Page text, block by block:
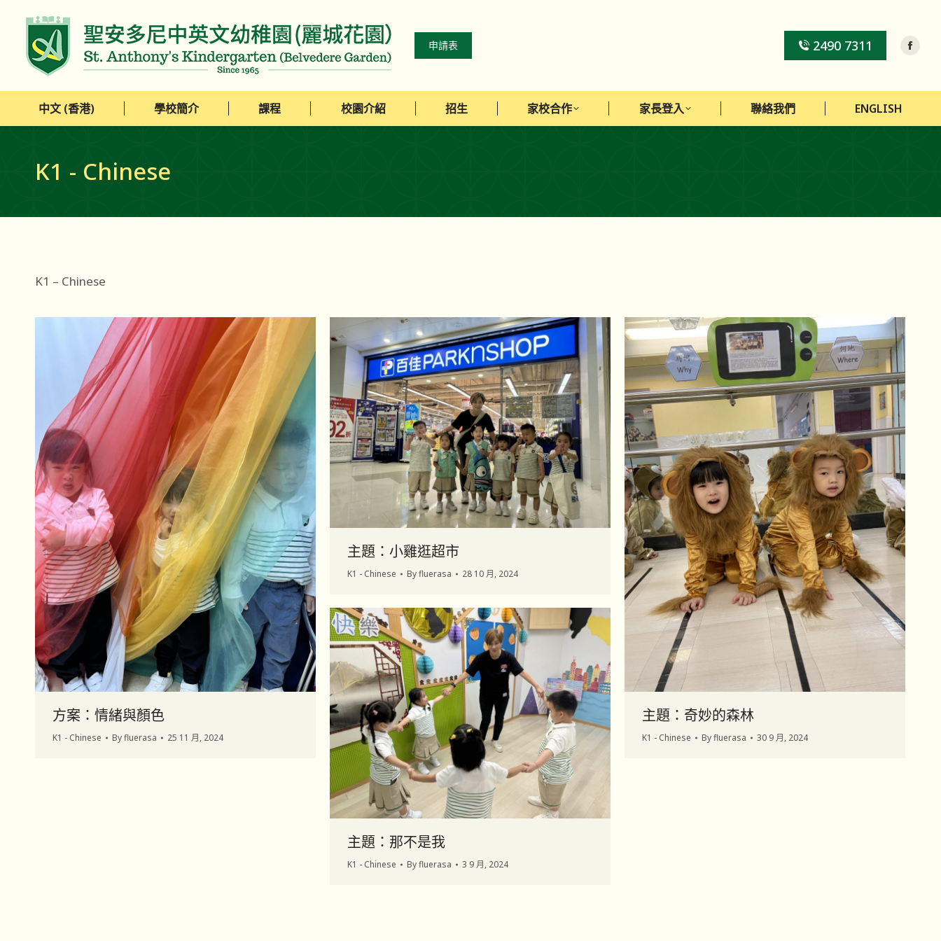
申請表 2490 7311
中文 (香港) 學校簡介 課程 校園介紹 招生 家校合作 家長登入 聯絡我們 ENGLISH
K1 - Chinese
K1 – Chinese
方案：情緒與顏色
K1 - Chinese Byfluerasa 25 11 月, 2024
主題：小雞逛超市
K1 - Chinese Byfluerasa 28 10 月, 2024
主題：奇妙的森林
K1 - Chinese Byfluerasa 30 9 月, 2024
主題：那不是我
K1 - Chinese Byfluerasa 3 9 月, 2024
中文 (香港) 學校簡介 課程 校園介紹